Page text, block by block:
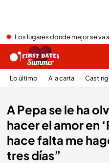
Los lugares donde mejor se va
Lo último A la carta Casting
A Pepa se le ha
hacer el amor en
hace falta me
tres días”